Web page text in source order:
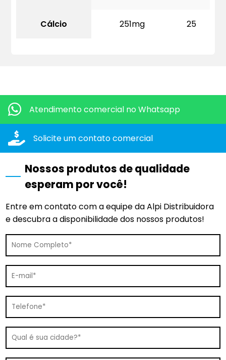
Cálcio 251mg 25
Atendimento comercial no Whatsapp
Solicite um contatocomercial
Nossos produtos de qualidade
esperam por você!
Entre em contato com a equipe da Alpi Distribuidora
e descubra a disponibilidade dos nossos produtos!